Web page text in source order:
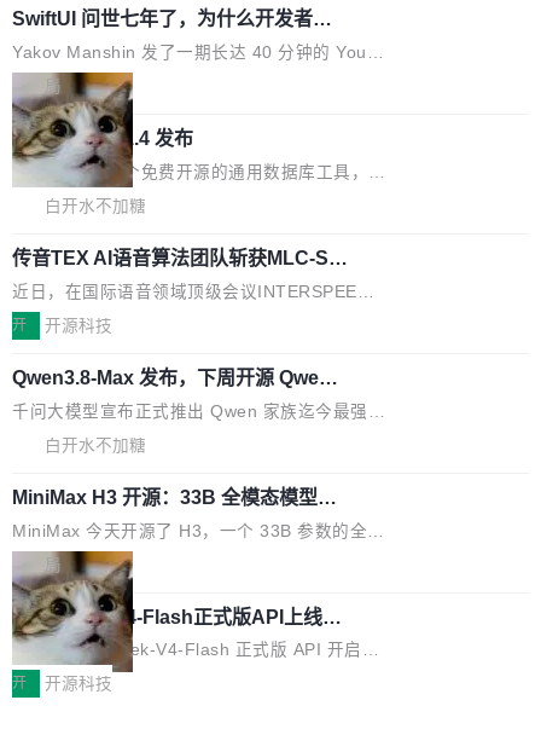
的时间。 张医生是某三甲医院放射科副主任医
师，牵头一项腹部肌肉影像课题。他需要在数百
张CT影像上完成像素级精细分割，让系统"...
以在 Linux、Windows 和 macOS 上运行。 Cal
ibre 9.12 现已正式发布，此次更新内容如下：
新功能 macOS：在 Connect/Share 按钮中添加
通过 AirDop 共享书籍的功能 Content server：
支持可向服务器后端添加新端点的插件 Edit boo
k：Compress images：添加将 GIF 图像转换为
JPEG/WebP 的选项 ToC Editor：添加一个按
SwiftUI 问世七年了，为什么开发者还
在骂它？
Yakov Manshin 发了一期长达 40 分钟的 YouT
ube 视频，标题是"SwiftUI 七年后：一个平庸的
故事"。视频核心观点很简单：SwiftUI 发布七年
了，仍然像一个永久公测版。 Manshin 从数据
流、布局系统、API 稳定性、性能、跨平台五个
维度逐一批判了 SwiftUI。最让人印象深刻的一
marks，用最新 Xcode 在最新 macOS 上构建
运行，出来的效果是坏的——侧边栏按钮大小不
一，界面错位。他说这个问题"两年前就发现了，
至今没变"。 数据流方面，Manshin 指出 SwiftU
I 的属性包装器演进史...
局
DBeaver 26.1.4 发布
DBeaver 是一个免费开源的通用数据库工具，适
用于开发人员和数据库管理员。DBeaver 26.1.4
yle="margin-left:0; margin-right:0"> <li><span
style="color:#000000">现在可以通过键盘访问
AI 聊天功能（添加了一些快捷键）</span></li>
在新 SQL 控制台中打开 AI 生成的脚本的功能</
span></li> <li><span style="color:#000000...
白开水不加糖
传音TEX AI语音算法团队斩获MLC-SL
M 2026国际挑战赛Task 1亚军
近日，在国际语音领域顶级会议INTERSPEECH
2026卫星活动——第二届多语种对话语音语言模
h Language Model Challenge，MLC-SLM）T
ask 1赛道中，传音TEX AI中心语音算法团队以
自主研发的说话人归属多语种自动语音识别系统
队伍中位列第二。此次突破展现了传音在多语种
语音识别、说话人日志、时间对齐与长音频工程
化系统等关键方向的系统性技术实力。 本届赛事
聚焦多语言对话语音模型面临的关键技术挑战，
共吸引来自全球工业界与学术界的1...
开 开源科技
Qwen3.8-Max 发布，下周开源 Qwen3.
8-27B
千问大模型宣布正式推出 Qwen 家族迄今最强大
的模型 Qwen3.8-Max，也是其首个 Max 规模
计将于开源，彼时也将同步开源 Qwen3.8-27B
模型。 根据介绍，Qwen3.8-Max 基于 Qwen 3.
5 的架构基础构建，参数规模扩展至 2.4 万亿，
激活参数95B，支持100万上下文Tokens，在编
程、办公、科研以及长周期任务等方面实现了全
面提升。它不仅能应对更具挑战性的问题，还能
更可靠地端到端完成复杂任务，输出值得信赖的
成果。 全球开发者都可通过千问 AI 平台获得 Q
白开水不加糖
MiniMax H3 开源：33B 全模态模型，
一个视觉语言模型只够当它的编码器
MiniMax 今天开源了 H3，一个 33B 参数的全模
态生成模型，能生成带原生立体声的 2K 视频。
没有发布会，没有预告，直接扔了篇文章出来，
权重已经上传至 Hugging Face。 去年国内的视
频生成模型还在追 Runway 和 Pika 的参数，今
天 MiniMax H3 从架构到许可都摆上台面了。一
局
DeepSeek-V4-Flash正式版API上线超
算互联网
近日，DeepSeek-V4-Flash 正式版 API 开启公
开测试。国家超算互联网正式上线 DeepSeek-V
开 开源科技